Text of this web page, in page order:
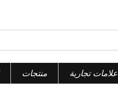
منتجات علامات تجارية